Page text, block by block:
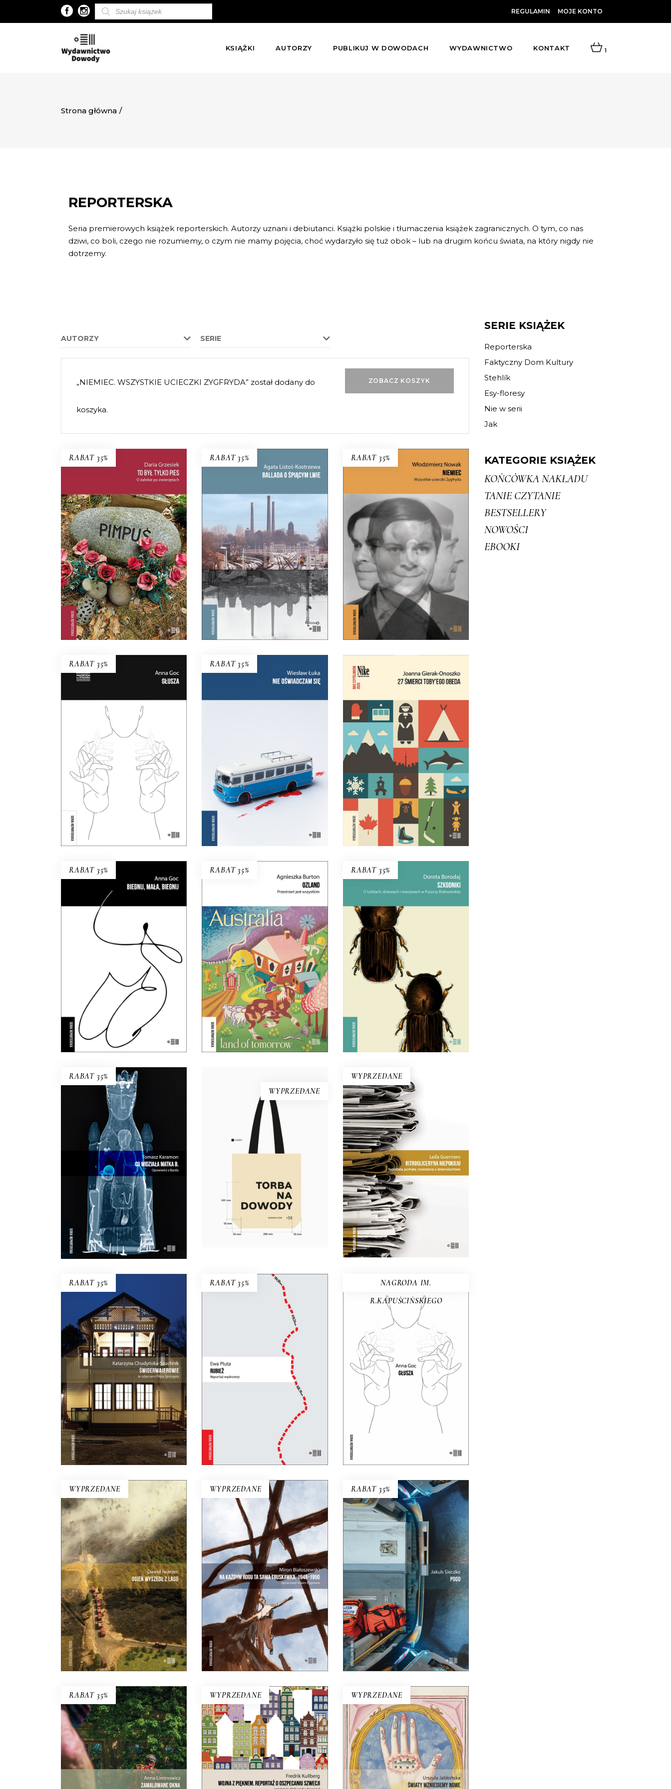
Wyszukiwarka
produktów
REGULAMIN MOJE KONTO
KSIĄŻKI AUTORZY PUBLIKUJ W DOWODACH WYDAWNICTWO KONTAKT 1
Strona główna /
REPORTERSKA
Seria premierowych książek reporterskich. Autorzy uznani i debiutanci. Książki polskie i tłumaczenia książek zagranicznych. O tym, co nas
dziwi, co boli, czego nie rozumiemy, o czym nie mamy pojęcia, choć wydarzyło się tuż obok – lub na drugim końcu świata, na który nigdy nie
dotrzemy.
AUTORZY SERIE
ZOBACZ KOSZYK
„NIEMIEC. WSZYSTKIE UCIECZKI ZYGFRYDA” został dodany do
koszyka.
RABAT 35%
E-BOOK DO
KOSZYKA
TO BYŁ TYLKO PIES
PREMIERA: 22 PAŹDZIERNIKA
2025
54.99zł 35.74zł
KSIĄŻKA DO
KOSZYKA
RABAT 35%
E-BOOK DO
BALLADA O ŚPIĄCYM
LWIE
To, co zdecydowało o powstaniu
Bytomia, jego bogactwie i
tradycji, miało stać się jego
zagładą.
61.00zł 39.65zł
KSIĄŻKA DO
KOSZYKA
RABAT 35%
E-BOOK DO
UCIECZKI ZYGFRYDA
Czy Zygfryd Kapela zdradził
Niemcy z Polską, czy Polskę z
Niemcami?
61.00 39.65 zł
KSIĄŻKA DO
KOSZYKA
RABAT 35%
Dotąd o głuchych wypowiadali
się głównie ci, którzy słyszą.
Teraz głusi chcą opowiedzieć o
sobie sami.
59.00zł 38.35zł
KSIĄŻKA DO
KOSZYKA
RABAT 35%
E-BOOK DO
KSIĄŻKA DO
KOSZYKA
E-BOOK DO
KOSZYKA
27 ŚMIERCI TOBY’EGO
OBEDA
Najgłośniejszy debiut
reporterski ostatnich lat!
59.90 zł 29.95zł
RABAT 35%
E-BOOK DO
KOSZYKA
BIEGNIJ, MAŁA, BIEGNIJ
To kameralne reportaże o
intymnych tragediach,
zmaganiach z systemem i
doświadczeniach nie do
zapomnienia.
54.90zł 35.69 zł
KSIĄŻKA DO
KOSZYKA
RABAT 35%
E-BOOK DO
KOSZYKA
OZLAND. PRZESTRZEŃ
JEST WSZYSTKIM
Ludzie nie posiadają krainy –
to ona posiada ludzi.
69.90zł 45.44zł
KSIĄŻKA DO
KOSZYKA
RABAT 35%
E-BOOK DO
KOSZYKA
SZKODNIKI
Walka toczyła się nie tylko w
lesie, ale i w głowach ludzi.
59.90zł 38.94
KSIĄŻKA DO
KOSZYKA
RABAT 35%
E-BOOK DO
KOSZYKA
CO WIDZIAŁA MATKA B.
W Bardzie przeszłość i
teraźniejszość przeplatają się w
niekończącym się cyklu…
51.00zł 33.15zł
KSIĄŻKA DO
KOSZYKA
WYPRZEDANE
Torba bawełniana DOWODY
Materiał: bawełna 100%
Gramatura: 280g/m2 Wymiary:
38×40 cm (dno o szerokości 10
Rączki: długość 63 cm,
szerokość 5 cm Nadruk: czarny
WYPRZEDANE
E-BOOK DO
KOSZYKA
NITROGLICERYNA
NIEPOKOJU
Jak zauważa dziennikarka w
jednym z esejów, warto
dostrzec różnicę między
pisaniem „poprawnym” a
„obrzydliwie dobrym”.
53.00zł 26.50
RABAT 35%
E-BOOK DO
KOSZYKA
ŚWIDERMAJEROWIE
Domy torty, domy duchy, domy
ogniska, domy uśpione i domy
wskrzeszone, domy skarbonki i
domy bezpańskie…
55.00zł 35.75zł
KSIĄŻKA DO
RABAT 35%
E-BOOK DO
KOSZYKA
RUBIEŻ. REPORTAŻ
WĘDROWNY
Perspektywa pieszej reporterki
łączy się z uniwersalną refleksją
nad granicami, murami i
zasiekami, które dzielą ludzi.
zł
NAGRODA IM.
R.KAPUŚCIŃSKIEGO
Dotąd o głuchych wypowiadali
się głównie ci, którzy słyszą.
Teraz głusi chcą opowiedzieć o
sobie sami.
49.00 24.50zł
WYPRZEDANE
E-BOOK DO
KOSZYKA
OGIEŃ WYSZEDŁ Z LASU
Ta reporterska rekonstrukcja
niemal minuta po minucie
największego pożaru lasu w
Polsce.
42.00zł 21.00zł
WYPRZEDANE
E-BOOK DO
KOSZYKA
NA KAŻDYM ROGU TA
SAMA TRUSKAWKA
Zupełnie nowe miasto. Jakaś
inna Warszawa na starych
śmieciach. Skąd się wzięła?
50.00zł 25.00zł
RABAT 35%
E-BOOK DO
KOSZYKA
POGO
Ta praca to ciągłe szukanie
równowagi między paraliżującą
niepewnością a wyniszczającą
rutyną.
39.00zł 25.35zł
KSIĄŻKA DO
KOSZYKA
RABAT 35%
ZAMALOWANE OKNA
Mieli tu swoją małą wspólnotę – i
dużą nieufność wobec siebie.
Premiera 25 maja
WYPRZEDANE
WOJNA Z PIĘKNEM.
REPORTAŻ O
OSZPECANIU SZWECJI
Czy chodzi o ten osobliwy
WYPRZEDANE
ŚWIATY WZNIESIEMY
NOWE
Wprawdzie niektórzy mówią, że
świat taki, jaki znamy, dobiega
SERIE KSIĄŻEK
Reporterska
Faktyczny Dom Kultury
Stehlík
Esy-floresy
Nie w serii
Jak
KATEGORIE KSIĄŻEK
KOŃCÓWKA NAKŁADU
TANIE CZYTANIE
BESTSELLERY
NOWOŚCI
EBOOKI